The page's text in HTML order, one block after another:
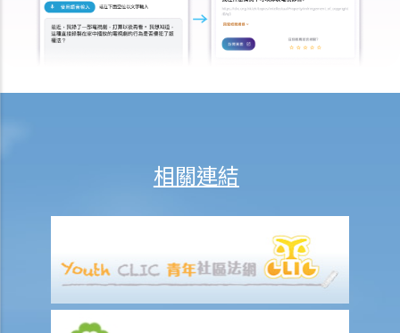
6. 人壽保險中的「自殺條款」有甚麼作用？
7. 保險公司在批核我的投保申請前，委託一位醫生為我驗身。那位醫生
成年前（即年滿18歲前）死亡，他可否獲得所有保險金？
11. 在處理索償時，保險公司會否接受中醫發出的醫療報告 / 醫生紙？
12. 我在香港購買了一份保險，但在海外受了傷。我可否向保險公司提
13. 十八歲以下的人可否購買人壽保險？
相關連結